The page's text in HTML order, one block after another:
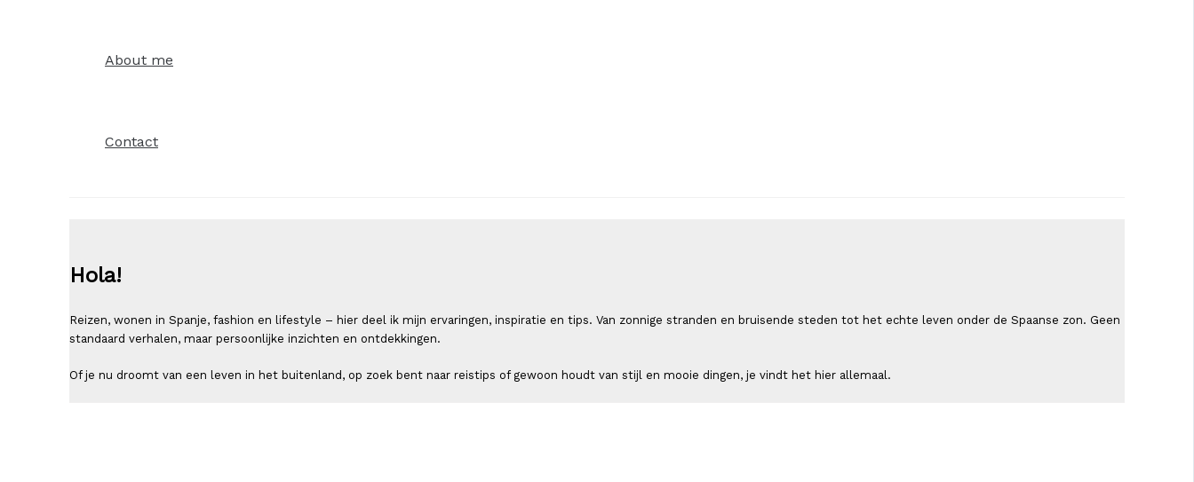
About me
Contact
Hola!
Reizen, wonen in Spanje, fashion en lifestyle – hier deel ik mijn ervaringen, inspiratie en tips. Van zonnige stranden en bruisende steden tot het echte leven onder de Spaanse zon. Geen
standaard verhalen, maar persoonlijke inzichten en ontdekkingen.
Of je nu droomt van een leven in het buitenland, op zoek bent naar reistips of gewoon houdt van stijl en mooie dingen, je vindt het hier allemaal.